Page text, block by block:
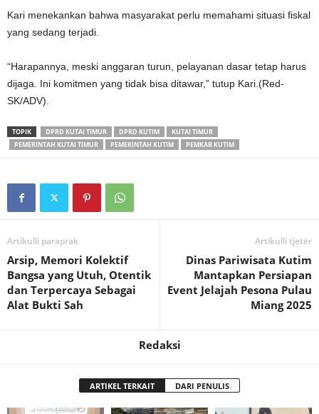
Kari menekankan bahwa masyarakat perlu memahami situasi fiskal
yang sedang terjadi.
“Harapannya, meski anggaran turun, pelayanan dasar tetap harus
dijaga. Ini komitmen yang tidak bisa ditawar,” tutup Kari.(Red-
SK/ADV).
TOPIK DPRD KUTAI TIMUR DPRD KUTIM
KUTAI TIMUR
PEMERINTAH KUTAI TIMUR
PEMERINTAH KUTIM PEMKAB KUTIM
Artikulli paraprak
Arsip, Memori Kolektif
Bangsa yang Utuh, Otentik
dan Terpercaya Sebagai
Alat Bukti Sah
Artikulli tjetër
Dinas Pariwisata Kutim
Mantapkan Persiapan
Event Jelajah Pesona Pulau
Miang 2025
Redaksi
ARTIKEL TERKAIT DARI PENULIS